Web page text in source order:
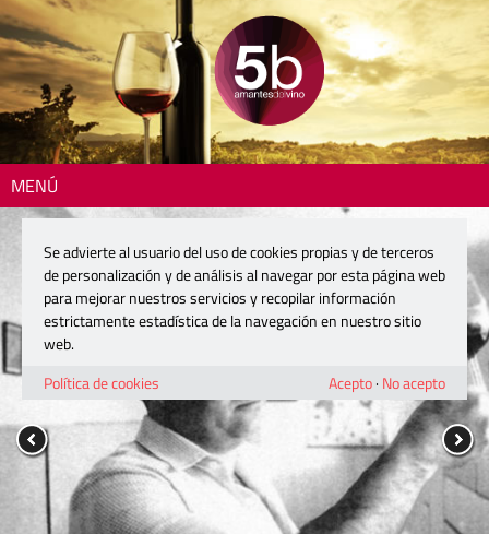
MENÚ
Se advierte al usuario del uso de cookies propias y de terceros
de personalización y de análisis al navegar por esta página web
para mejorar nuestros servicios y recopilar información
estrictamente estadística de la navegación en nuestro sitio
web.
Política de cookies
Acepto· No acepto